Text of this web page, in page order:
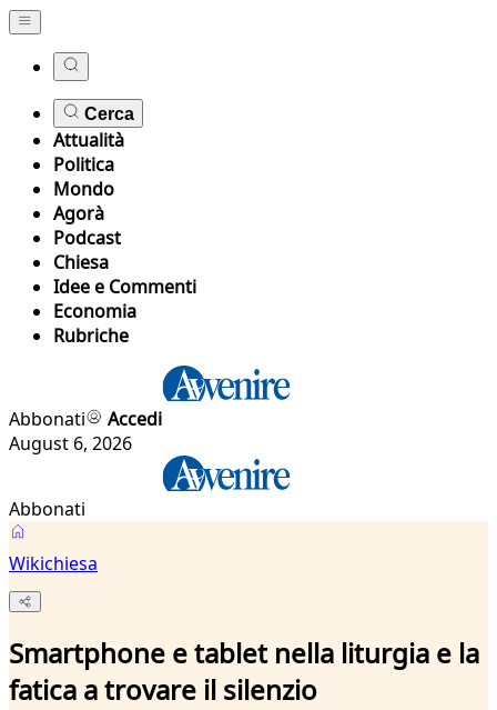
Cerca
Attualità
Politica
Mondo
Agorà
Podcast
Chiesa
Idee e Commenti
Economia
Rubriche
Abbonati
Accedi
August 6, 2026
Abbonati
Wikichiesa
Smartphone e tablet nella liturgia e la
fatica a trovare il silenzio